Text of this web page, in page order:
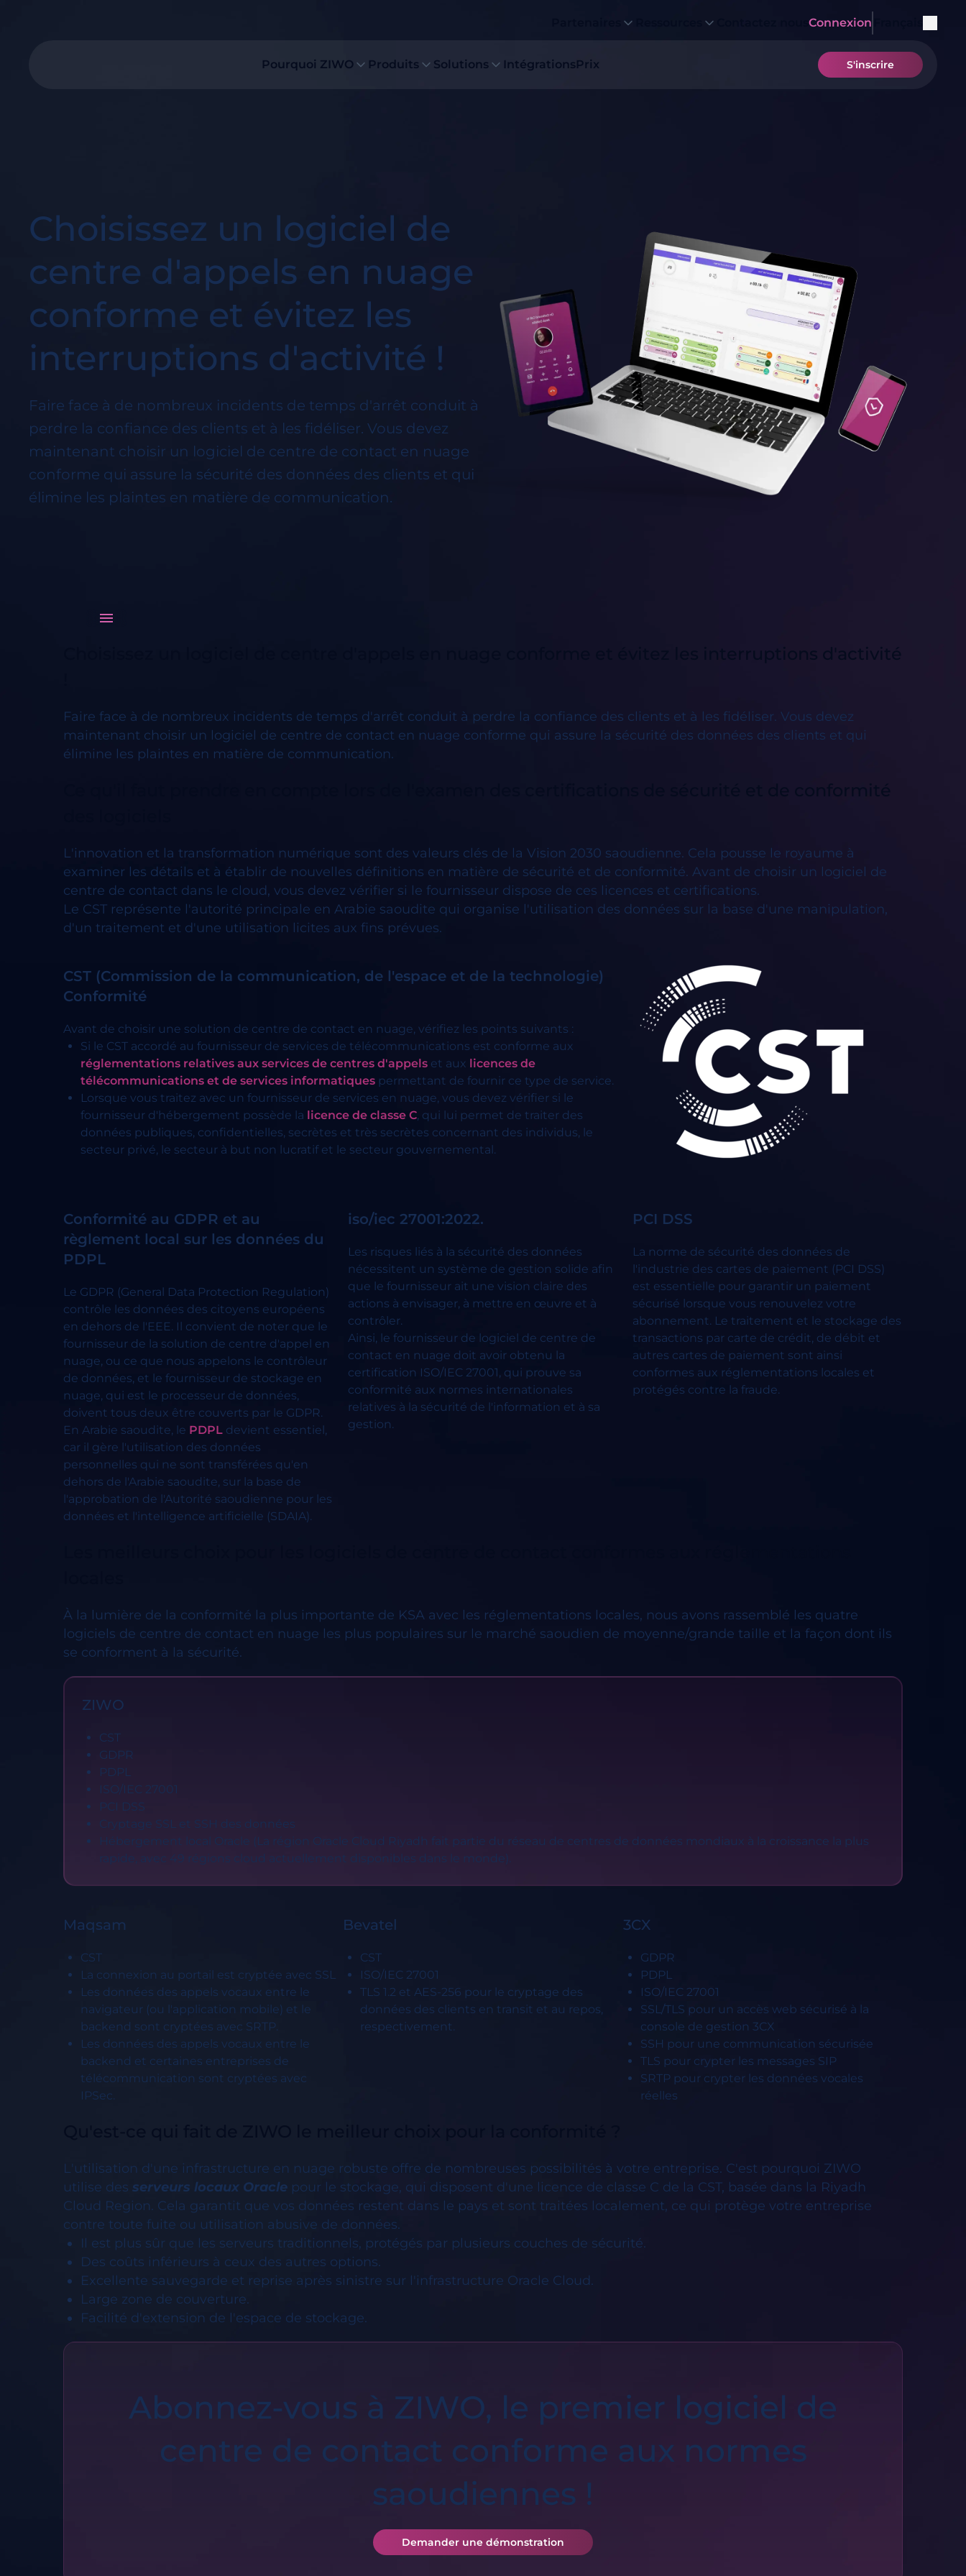
Connexion
Pourquoi ZIWO Produits Solutions IntégrationsPrix S'inscrire
Choisissez un logiciel de
centre d'appels en nuage
conforme et évitez les
interruptions d'activité !
Faire face à de nombreux incidents de temps d'arrêt conduit à
perdre la confiance des clients et à les fidéliser. Vous devez
maintenant choisir un logiciel de centre de contact en nuage
conforme qui assure la sécurité des données des clients et qui
élimine les plaintes en matière de communication.
Faire face à de nombreux incidents de temps d'arrêt conduit à perdre la confiance des clients et à les fidéliser. Vous devez
maintenant choisir un logiciel de centre de contact en nuage conforme qui assure la sécurité des données des clients et qui
élimine les plaintes en matière de communication.
L'innovation et la transformation numérique sont des valeurs clés de la Vision 2030 saoudienne. Cela pousse le royaume à
examiner les détails et à établir de nouvelles définitions en matière de sécurité et de conformité. Avant de choisir un logiciel de
centre de contact dans le cloud, vous devez vérifier si le fournisseur dispose de ces licences et certifications.
Le CST représente l'autorité principale en Arabie saoudite qui organise l'utilisation des données sur la base d'une manipulation,
d'un traitement et d'une utilisation licites aux fins prévues.
CST (Commission de la communication, de l'espace et de la technologie)
Conformité
Avant de choisir une solution de centre de contact en nuage, vérifiez les points suivants :
Si le CST accordé au fournisseur de services de télécommunications est conforme aux
réglementations relatives aux services de centres d'appels et aux licences de
télécommunications et de services informatiques permettant de fournir ce type de service.
Lorsque vous traitez avec un fournisseur de services en nuage, vous devez vérifier si le
fournisseur d'hébergement possède la licence de classe C, qui lui permet de traiter des
données publiques, confidentielles, secrètes et très secrètes concernant des individus, le
secteur privé, le secteur à but non lucratif et le secteur gouvernemental.
Conformité au GDPR et au
règlement local sur les données du
PDPL
Le GDPR (General Data Protection Regulation)
contrôle les données des citoyens européens
en dehors de l'EEE. Il convient de noter que le
fournisseur de la solution de centre d'appel en
nuage, ou ce que nous appelons le contrôleur
de données, et le fournisseur de stockage en
nuage, qui est le processeur de données,
doivent tous deux être couverts par le GDPR.
En Arabie saoudite, le PDPL devient essentiel,
car il gère l'utilisation des données
personnelles qui ne sont transférées qu'en
dehors de l'Arabie saoudite, sur la base de
l'approbation de l'Autorité saoudienne pour les
données et l'intelligence artificielle (SDAIA).
iso/iec 27001:2022.
Les risques liés à la sécurité des données
nécessitent un système de gestion solide afin
que le fournisseur ait une vision claire des
actions à envisager, à mettre en œuvre et à
contrôler.
Ainsi, le fournisseur de logiciel de centre de
contact en nuage doit avoir obtenu la
certification ISO/IEC 27001, qui prouve sa
conformité aux normes internationales
relatives à la sécurité de l'information et à sa
gestion.
PCI DSS
La norme de sécurité des données de
l'industrie des cartes de paiement (PCI DSS)
est essentielle pour garantir un paiement
sécurisé lorsque vous renouvelez votre
abonnement. Le traitement et le stockage des
transactions par carte de crédit, de débit et
autres cartes de paiement sont ainsi
conformes aux réglementations locales et
protégés contre la fraude.
À la lumière de la conformité la plus importante de KSA avec les réglementations locales, nous avons rassemblé les quatre
logiciels de centre de contact en nuage les plus populaires sur le marché saoudien de moyenne/grande taille et la façon dont ils
se conforment à la sécurité.
ZIWO
CST
GDPR
PDPL
ISO/IEC 27001
PCI DSS
Cryptage SSL et SSH des données
Hébergement local Oracle (La région Oracle Cloud Riyadh fait partie du réseau de centres de données mondiaux à la croissance la plus
rapide, avec 49 régions cloud actuellement disponibles dans le monde).
Maqsam
CST
La connexion au portail est cryptée avec SSL
Les données des appels vocaux entre le
navigateur (ou l'application mobile) et le
backend sont cryptées avec SRTP.
Les données des appels vocaux entre le
backend et certaines entreprises de
télécommunication sont cryptées avec
IPSec.
Bevatel
CST
ISO/IEC 27001
TLS 1.2 et AES-256 pour le cryptage des
données des clients en transit et au repos,
respectivement.
3CX
GDPR
PDPL
ISO/IEC 27001
SSL/TLS pour un accès web sécurisé à la
console de gestion 3CX
SSH pour une communication sécurisée
TLS pour crypter les messages SIP
SRTP pour crypter les données vocales
réelles
L'utilisation d'une infrastructure en nuage robuste offre de nombreuses possibilités à votre entreprise. C'est pourquoi ZIWO
utilise des serveurs locaux Oracle pour le stockage, qui disposent d'une licence de classe C de la CST, basée dans la Riyadh
Cloud Region. Cela garantit que vos données restent dans le pays et sont traitées localement, ce qui protège votre entreprise
contre toute fuite ou utilisation abusive de données.
Il est plus sûr que les serveurs traditionnels, protégés par plusieurs couches de sécurité.
Des coûts inférieurs à ceux des autres options.
Excellente sauvegarde et reprise après sinistre sur l'infrastructure Oracle Cloud.
Large zone de couverture.
Facilité d'extension de l'espace de stockage.
Abonnez-vous à ZIWO, le premier logiciel de
centre de contact conforme aux normes
saoudiennes !
Demander une démonstration